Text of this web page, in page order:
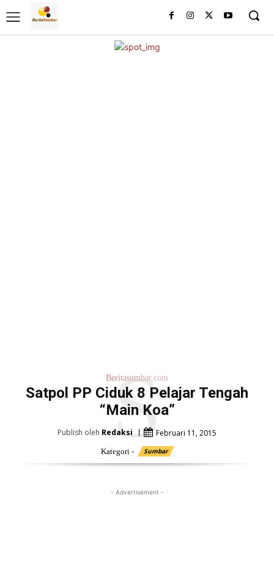
Beritasumbar.com
Satpol PP Ciduk 8 Pelajar Tengah
“Main Koa”
S
Publish oleh Redaksi Februari 11, 2015
Kategori - Sumbar
- Advertisement -